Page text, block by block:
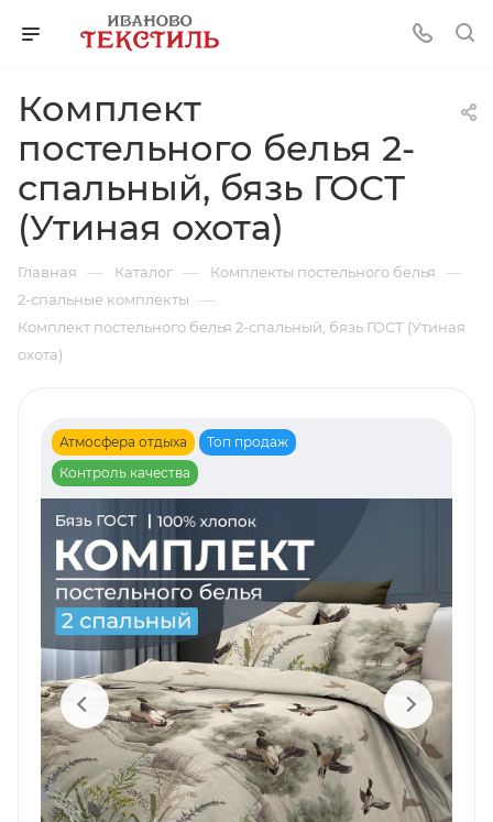
Комплект
постельного белья 2-
спальный, бязь ГОСТ
(Утиная охота)
Главная — Каталог — Комплекты постельного белья —
2-спальные комплекты —
Комплект постельного белья 2-спальный, бязь ГОСТ (Утиная
охота)
Атмосфера отдыха
Топ продаж
Контроль качества